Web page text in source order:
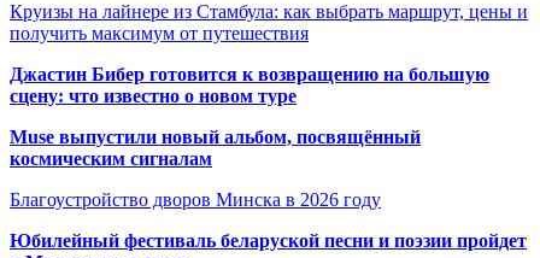
Круизы на лайнере из Стамбула: как выбрать маршрут, цены и
получить максимум от путешествия
Джастин Бибер готовится к возвращению на большую
сцену: что известно о новом туре
Muse выпустили новый альбом, посвящённый
космическим сигналам
Благоустройство дворов Минска в 2026 году
Юбилейный фестиваль беларуской песни и поэзии пройдет